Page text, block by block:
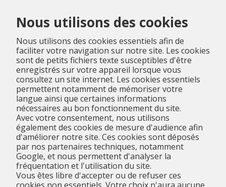
Nous utilisons des cookies
Nous utilisons des cookies essentiels afin de
faciliter votre navigation sur notre site. Les cookies
sont de petits fichiers texte susceptibles d'être
enregistrés sur votre appareil lorsque vous
consultez un site internet. Les cookies essentiels
permettent notamment de mémoriser votre
langue ainsi que certaines informations
nécessaires au bon fonctionnement du site.
Avec votre consentement, nous utilisons
également des cookies de mesure d'audience afin
d'améliorer notre site. Ces cookies sont déposés
par nos partenaires techniques, notamment
Google, et nous permettent d'analyser la
fréquentation et l'utilisation du site.
Vous êtes libre d'accepter ou de refuser ces
Menu